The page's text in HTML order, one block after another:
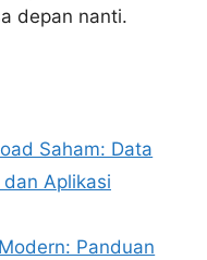
depan nanti.
Saham: Data
Aplikasi
Panduan